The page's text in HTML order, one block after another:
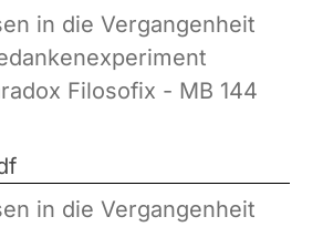
in die Vergangenheit
Filosofix - MB 144
in die Vergangenheit